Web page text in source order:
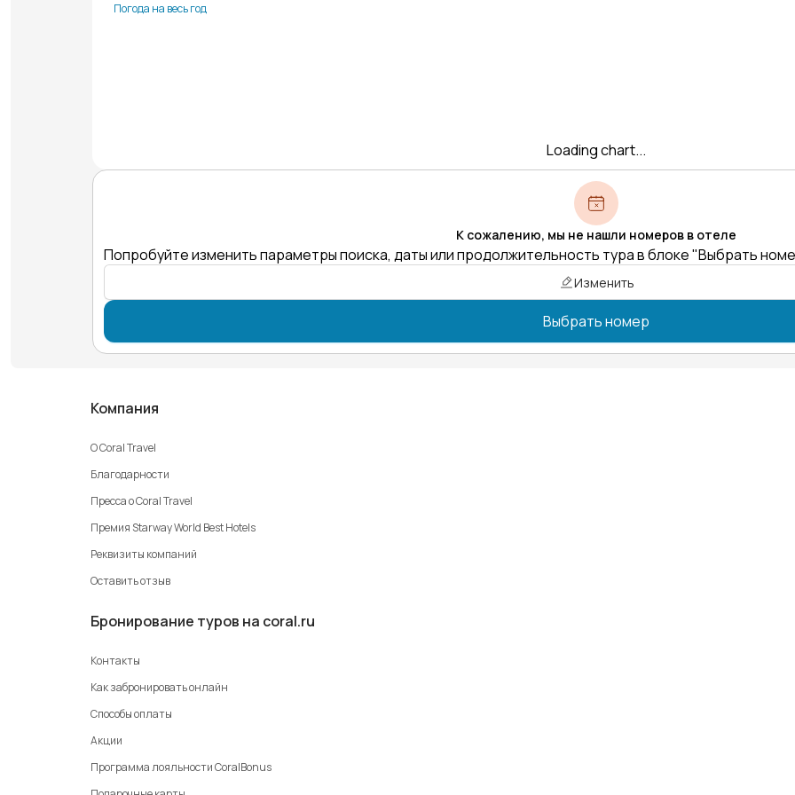
Погода на весь год
Loading chart...
К сожалению, мы не нашли номеров в отеле
Попробуйте изменить параметры поиска, даты или продолжительность тура в блоке "Выбрать
Изменить
Выбрать номер
Компания
О Coral Travel
Благодарности
Пресса о Coral Travel
Премия Starway World Best Hotels
Реквизиты компаний
Оставить отзыв
Бронирование туров на coral.ru
Контакты
Как забронировать онлайн
Способы оплаты
Акции
Программа лояльности CoralBonus